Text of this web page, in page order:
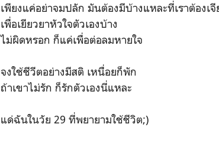
เพียงแค่อย่าจมปลัก มันต้องมีบ้างแหละที่เราต้องเ
เพื่อเยียวยาหัวใจตัวเองบ้าง
ไม่ผิดหรอก ก็แค่เพื่อต่อลมหายใจ
จงใช้ชีวีตอย่างมีสติ เหนื่อยก็พัก
ถ้าเขาไม่รัก ก็รักตัวเองนี่แหละ
แด่ฉันในวัย 29 ที่พยายามใช้ชีวิต;)